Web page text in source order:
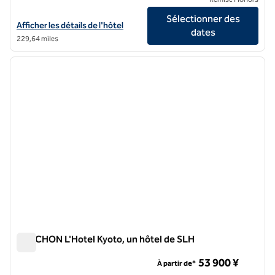
Afficher les détails de l'hôtel de Sowaka, un hôtel de SLH
Afficher les détails de l'hôtel
229,64 miles
Sélectionner des
dates
1/10
1 sur 10
FAUCHON L'Hotel Kyoto, un hôtel de SLH
À partir de* 53 900 ¥